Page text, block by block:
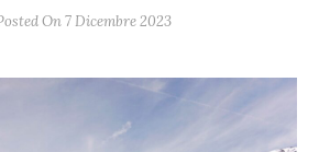
On 7 Dicembre 2023